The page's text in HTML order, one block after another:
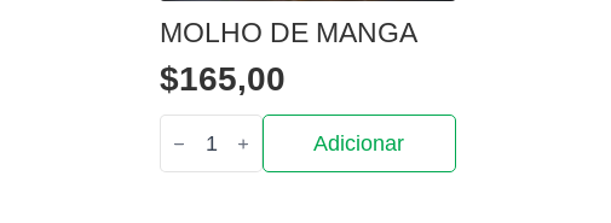
MOLHO DE MANGA
$165,00
Quantidade
de
Molho
Adicionar